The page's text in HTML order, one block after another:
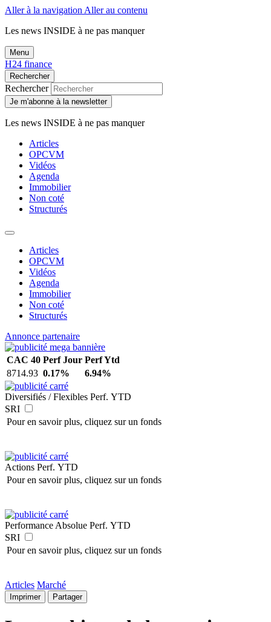
Aller à la navigation Aller au contenu
Les news INSIDE à ne pas manquer
Menu
H24 finance
Rechercher
Rechercher
Je m'abonne à la newsletter
Les news INSIDE à ne pas manquer
Articles
OPCVM
Vidéos
Agenda
Immobilier
Non coté
Structurés
Articles
OPCVM
Vidéos
Agenda
Immobilier
Non coté
Structurés
Annonce partenaire
CAC 40 Perf Jour Perf Ytd
8714.93 0.17% 6.94%
Diversifiés / Flexibles Perf. YTD
SRI
Pour en savoir plus, cliquez sur un fonds
Actions Perf. YTD
Pour en savoir plus, cliquez sur un fonds
Performance Absolue Perf. YTD
SRI
Pour en savoir plus, cliquez sur un fonds
Articles Marché
Imprimer Partager